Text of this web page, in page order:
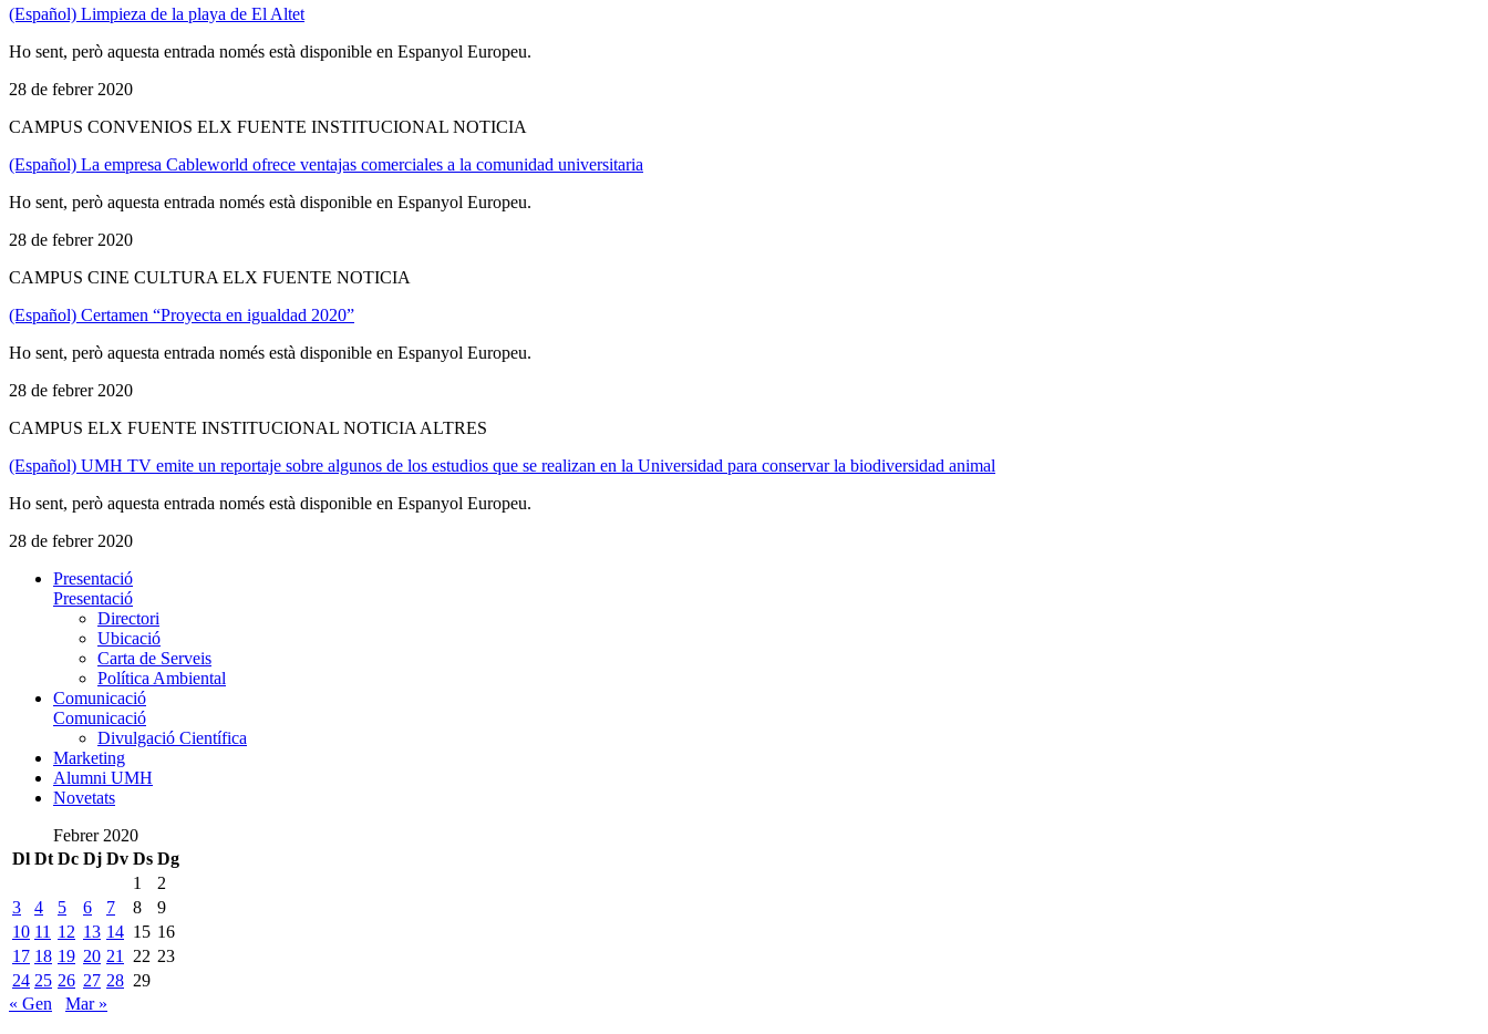
(Español) Limpieza de la playa de El Altet
Ho sent, però aquesta entrada només està disponible en Espanyol Europeu.
28 de febrer 2020
CAMPUS CONVENIOS ELX FUENTE INSTITUCIONAL NOTICIA
(Español) La empresa Cableworld ofrece ventajas comerciales a la comunidad universitaria
Ho sent, però aquesta entrada només està disponible en Espanyol Europeu.
28 de febrer 2020
CAMPUS CINE CULTURA ELX FUENTE NOTICIA
(Español) Certamen “Proyecta en igualdad 2020”
Ho sent, però aquesta entrada només està disponible en Espanyol Europeu.
28 de febrer 2020
CAMPUS ELX FUENTE INSTITUCIONAL NOTICIA ALTRES
(Español) UMH TV emite un reportaje sobre algunos de los estudios que se realizan en la Universidad para conservar la biodiversidad animal
Ho sent, però aquesta entrada només està disponible en Espanyol Europeu.
28 de febrer 2020
Presentació
Presentació
Directori
Ubicació
Carta de Serveis
Política Ambiental
Comunicació
Comunicació
Divulgació Científica
Marketing
Alumni UMH
Novetats
Febrer 2020
Dl Dt Dc Dj Dv Ds Dg
1
2
3
4 5 6 7 8
9
10 11 12 13 14 15 16
17 18 19 20 21 22 23
24 25 26 27 28 29
« Gen
Mar »